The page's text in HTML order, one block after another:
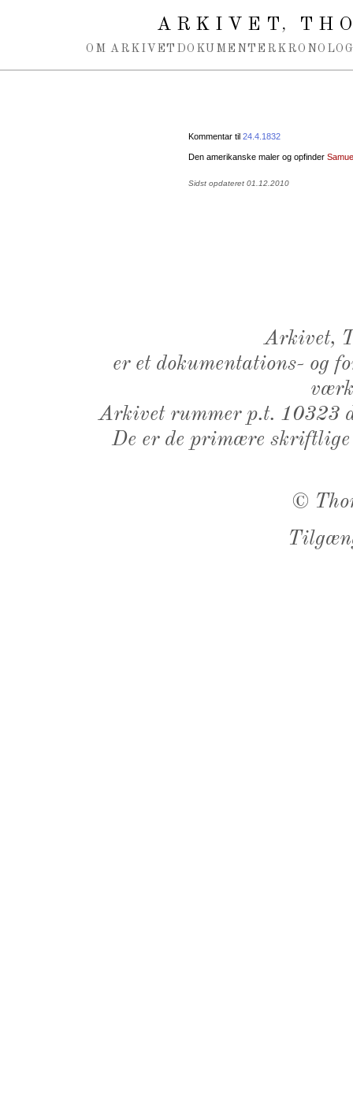
ARKIVET,
OM ARKIVET DOKUMENTER
Kommentar til 24.4.1832
Den amerikanske maler og opfinder
Sidst opdateret 01.12.2010
Arkivet,
er et dokumentations- og
Arkivet rummer p.t. 10323
De er de primære
©